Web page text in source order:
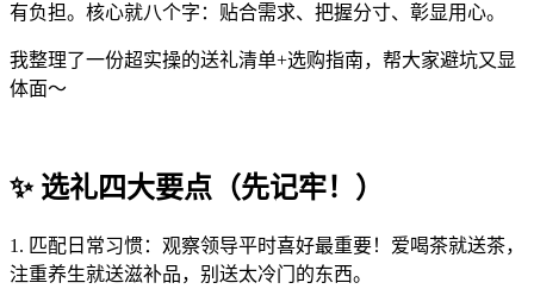
有负担。核心就八个字：贴合需求、把握分寸、彰显用心。
我整理了一份超实操的送礼清单+选购指南，帮大家避坑又显
体面～
✨ 选礼四大要点（先记牢！）
1. 匹配日常习惯：观察领导平时喜好最重要！爱喝茶就送茶，
注重养生就送滋补品，别送太冷门的东西。